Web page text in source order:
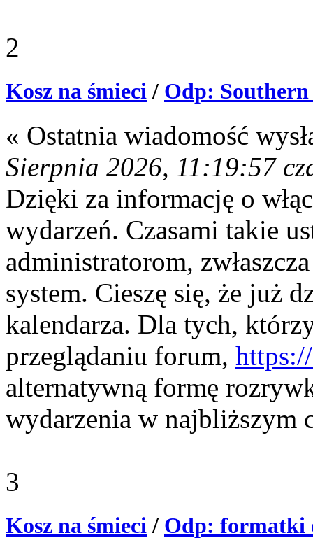
2
Kosz na śmieci / Odp: Southern
« Ostatnia wiadomość
Sierpnia 2026, 11:19:57
Dzięki za informację o
wydarzeń. Czasami takie
administratorom,
system. Cieszę się, że już
kalendarza. Dla tych,
przeglądaniu forum,
alternatywną formę
wydarzenia w najbliższym
3
Kosz na śmieci/ Odp: formatki